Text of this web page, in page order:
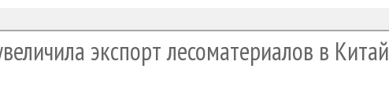
экспорт лесоматериалов в Китай